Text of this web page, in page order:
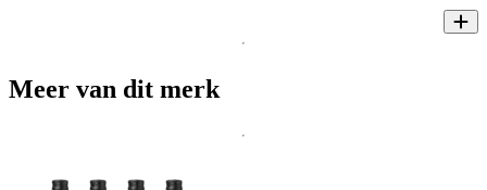
Meer van dit merk